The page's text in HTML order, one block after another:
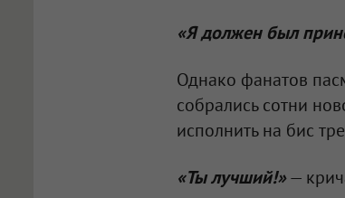
«Я должен был
Однако фанатов
собрались сотни
исполнить на бис
«Ты лучший!»—